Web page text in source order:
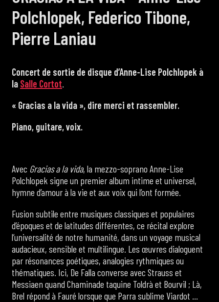
La salle
L’événementiel
Les contacts
Polchlopek, Federico Tibone,
Pierre Laniau
Concert de sortie de disque d’Anne-Lise Polchlopek à
la Salle Cortot
« Gracias a la vida », dire merci et rassembler.
Piano, guitare, voix.
Avec Gracias a la vida, la mezzo-soprano Anne-Lise
Polchlopek signe un premier album intime et universel,
hymne d’amour à la vie et aux voix qui l’ont formée.
Fusion subtile entre musiques classiques et populaires
d’époques et de latitudes différentes, ce récital explore
l’universalité de notre humanité, dans un voyage musical
audacieux, sensible et multilingue. Les œuvres dialoguent
par résonances poétiques, analogies rythmiques ou
thématiques. Ici, De Falla converse avec Strauss et
Messiaen quand Chaminade taquine Toldrà et Bourvil ; Là,
Brel répond à Fauré lorsque que Parra sublime Viardot …